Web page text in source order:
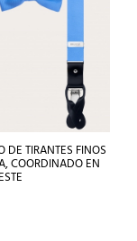
DE TIRANTES FINOS
COORDINADO EN